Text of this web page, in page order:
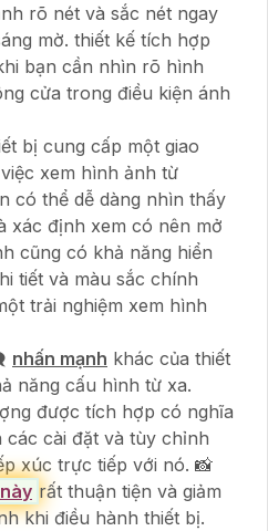
rõ nét và sắc nét ngay
mờ. thiết kế tích hợp
bạn cần nhìn rõ hình
cửa trong điều kiện ánh
bị cung cấp một giao
xem hình ảnh từ
có thể dễ dàng nhìn thấy
xác định xem có nên mở
cũng có khả năng hiển
tiết và màu sắc chính
trải nghiệm xem hình
nhấn mạnh khác của thiết
năng cấu hình từ xa.
được tích hợp có nghĩa
cài đặt và tùy chỉnh
xúc trực tiếp với nó. 📸
rất thuận tiện và giảm
khi điều hành thiết bị.